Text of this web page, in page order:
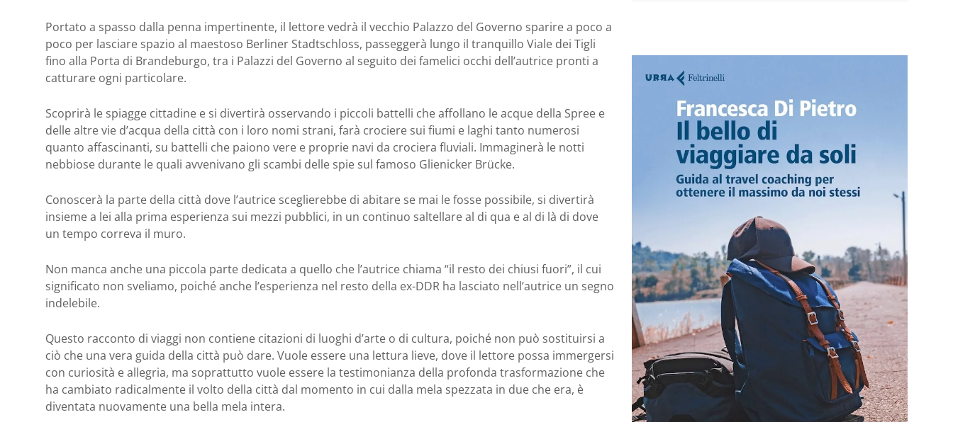
Portato a spasso dalla penna impertinente, il lettore vedrà il vecchio Palazzo del Governo sparire a poco a
poco per lasciare spazio al maestoso Berliner Stadtschloss, passeggerà lungo il tranquillo Viale dei Tigli
fino alla Porta di Brandeburgo, tra i Palazzi del Governo al seguito dei famelici occhi dell’autrice pronti a
catturare ogni particolare.
Scoprirà le spiagge cittadine e si divertirà osservando i piccoli battelli che affollano le acque della Spree e
delle altre vie d’acqua della città con i loro nomi strani, farà crociere sui fiumi e laghi tanto numerosi
quanto affascinanti, su battelli che paiono vere e proprie navi da crociera fluviali. Immaginerà le notti
nebbiose durante le quali avvenivano gli scambi delle spie sul famoso Glienicker Brücke.
Conoscerà la parte della città dove l’autrice sceglierebbe di abitare se mai le fosse possibile, si divertirà
insieme a lei alla prima esperienza sui mezzi pubblici, in un continuo saltellare al di qua e al di là di dove
un tempo correva il muro.
Non manca anche una piccola parte dedicata a quello che l’autrice chiama “il resto dei chiusi fuori”, il cui
significato non sveliamo, poiché anche l’esperienza nel resto della ex-DDR ha lasciato nell’autrice un segno
indelebile.
Questo racconto di viaggi non contiene citazioni di luoghi d’arte o di cultura, poiché non può sostituirsi a
ciò che una vera guida della città può dare. Vuole essere una lettura lieve, dove il lettore possa immergersi
con curiosità e allegria, ma soprattutto vuole essere la testimonianza della profonda trasformazione che
ha cambiato radicalmente il volto della città dal momento in cui dalla mela spezzata in due che era, è
diventata nuovamente una bella mela intera.